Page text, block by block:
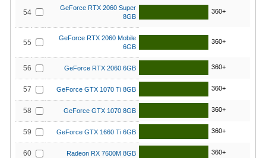
54
GeForce RTX 2060 Super
8GB
360+
55
GeForce RTX 2060 Mobile
6GB
360+
56 GeForce RTX 2060 6GB 360+
57 GeForce GTX 1070 Ti 8GB 360+
58 GeForce GTX 1070 8GB 360+
59 GeForce GTX 1660 Ti 6GB 360+
60 Radeon RX 7600M 8GB 360+